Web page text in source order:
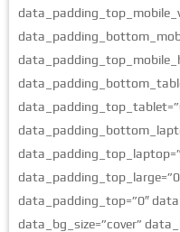
data_padding_top=”0″
data_bg_size=”cover”